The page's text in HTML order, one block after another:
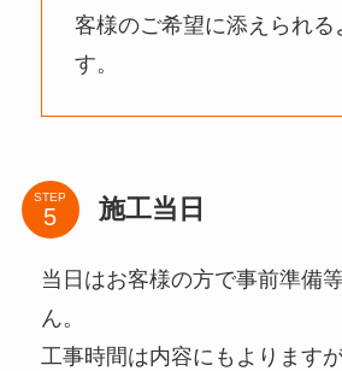
客様のご希望に添えられる
す。
STEP 施工当日
当日はお客様の方で事前準備
ん。
工事時間は内容にもよります